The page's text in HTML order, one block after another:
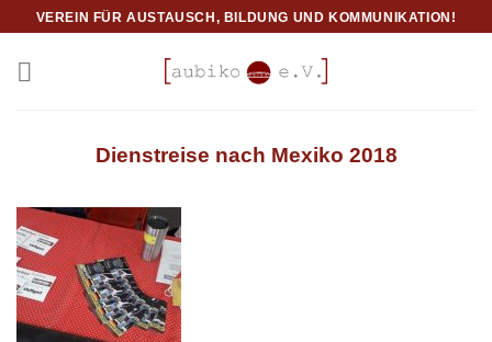
to
content
VEREIN FÜR AUSTAUSCH, BILDUNG UND KOMMUNIKATION!
Dienstreise nach Mexiko 2018